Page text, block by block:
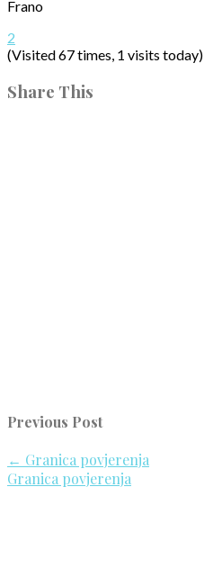
Frano
2
(Visited 67 times, 1 visits today)
Share This
Previous Post
← Granica povjerenja
Granica povjerenja